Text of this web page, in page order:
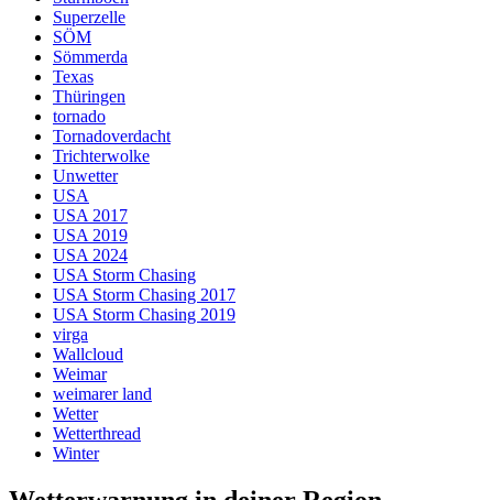
Superzelle
SÖM
Sömmerda
Texas
Thüringen
tornado
Tornadoverdacht
Trichterwolke
Unwetter
USA
USA 2017
USA 2019
USA 2024
USA Storm Chasing
USA Storm Chasing 2017
USA Storm Chasing 2019
virga
Wallcloud
Weimar
weimarer land
Wetter
Wetterthread
Winter